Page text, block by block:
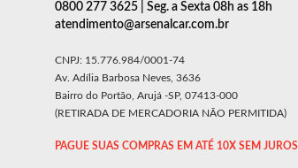
0800 277 3625 | Seg. a Sexta 08h as 18h
atendimento@arsenalcar.com.br
CNPJ: 15.776.984/0001-74
Av. Adília Barbosa Neves, 3636
Bairro do Portão, Arujá -SP, 07413-000
(RETIRADA DE MERCADORIA NÃO PERMITIDA)
PAGUE SUAS COMPRAS EM ATÉ 10X SEM JUROS